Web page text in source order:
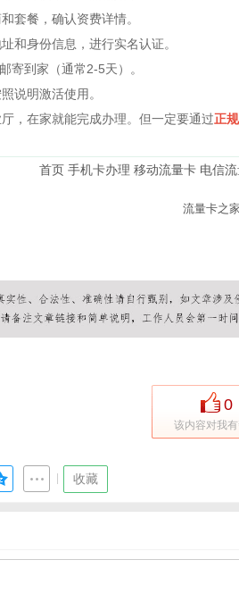
套餐，确认资费详情。
和身份信息，进行实名认证。
寄到家（通常2-5天）。
说明激活使用。
，在家就能完成办理。但一定要通过正
首页 手机卡办理 移动流量卡 电信
流量卡之
0
该内容对我
收藏